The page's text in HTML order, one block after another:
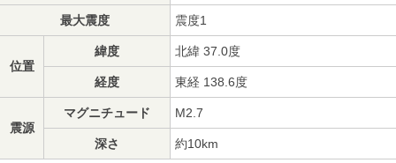
最大震度 震度1
位置
緯度 北緯 37.0度
経度 東経 138.6度
震源
マグニチュード M2.7
深さ 約10km